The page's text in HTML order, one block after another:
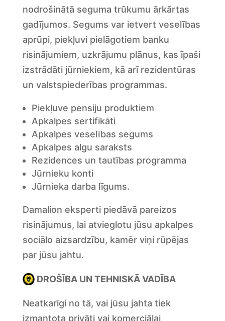
nodrošinātā seguma trūkumu ārkārtas
gadījumos. Segums var ietvert veselības
aprūpi, piekļuvi pielāgotiem banku
risinājumiem, uzkrājumu plānus, kas īpaši
izstrādāti jūrniekiem, kā arī rezidentūras
un valstspiederības programmas.
Piekļuve pensiju produktiem
Apkalpes sertifikāti
Apkalpes veselības segums
Apkalpes algu saraksts
Rezidences un tautības programma
Jūrnieku konti
Jūrnieka darba līgums.
Damalion eksperti piedāvā pareizos
risinājumus, lai atvieglotu jūsu apkalpes
sociālo aizsardzību, kamēr viņi rūpējas
par jūsu jahtu.
DROŠĪBA UN TEHNISKĀ VADĪBA
Neatkarīgi no tā, vai jūsu jahta tiek
izmantota privāti vai komerciālai